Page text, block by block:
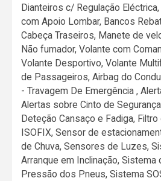
Dianteiros c/ Regulação
com Apoio Lombar, Bancos
Cabeça Traseiros, Manete de
Não fumador, Volante com
Volante Desportivo, Volante
de Passageiros, Airbag do
- Travagem De Emergência ,
Alertas sobre Cinto de
Deteção Cansaço e Fadiga,
ISOFIX, Sensor de
de Chuva, Sensores de Luzes,
Arranque em Inclinação, Sistema
Pressão dos Pneus, Sistema